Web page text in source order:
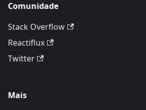
Comunidade
Stack Overflow
Reactiflux
Twitter
Mais